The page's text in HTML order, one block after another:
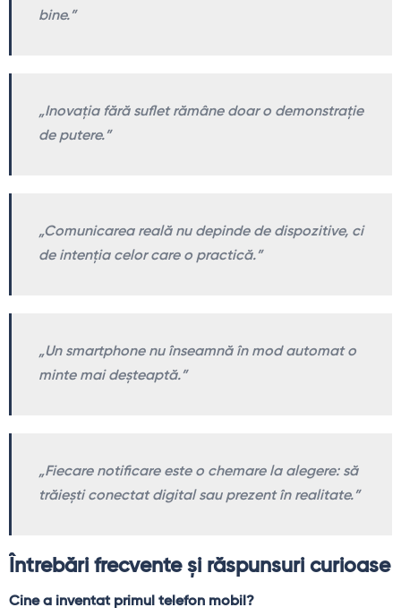
bine.”
„Inovația fără suflet rămâne doar o demonstrație
de putere.”
„Comunicarea reală nu depinde de dispozitive, ci
de intenția celor care o practică.”
„Un smartphone nu înseamnă în mod automat o
minte mai deșteaptă.”
„Fiecare notificare este o chemare la alegere: să
trăiești conectat digital sau prezent în realitate.”
Întrebări frecvente și răspunsuri curioase
Cine a inventat primul telefon mobil?